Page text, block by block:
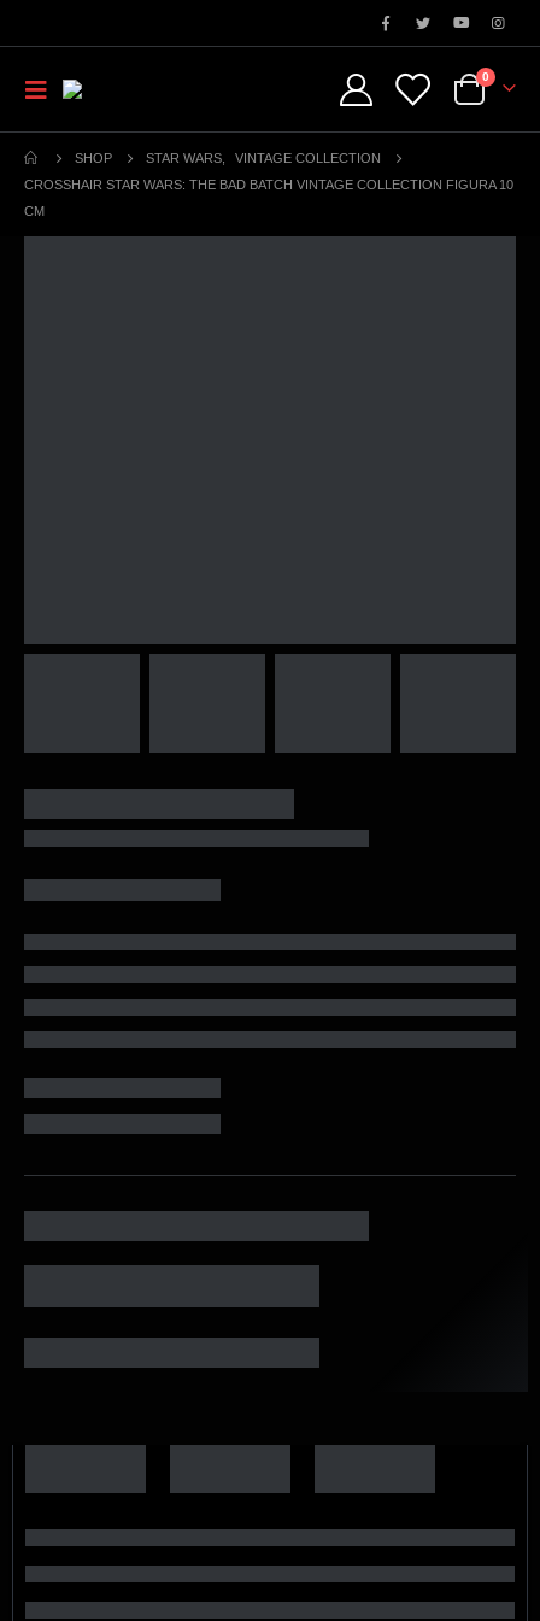
0
SHOP STAR WARS
VINTAGE COLLECTION
CROSSHAIR STAR WARS: THE BAD BATCH VINTAGE COLLECTION FIGURA 10
CM